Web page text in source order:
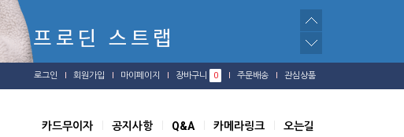
로그인 회원가입 마이페이지 장바구니 0 주문배송 관심상품
카드무이자 공지사항 Q&A 카메라링크 오는길